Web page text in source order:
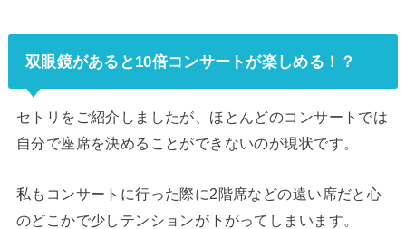
双眼鏡があると10倍コンサートが楽しめる！？
セトリをご紹介しましたが、ほとんどのコンサートでは
自分で座席を決めることができないのが現状です。
私もコンサートに行った際に2階席などの遠い席だと心
のどこかで少しテンションが下がってしまいます。